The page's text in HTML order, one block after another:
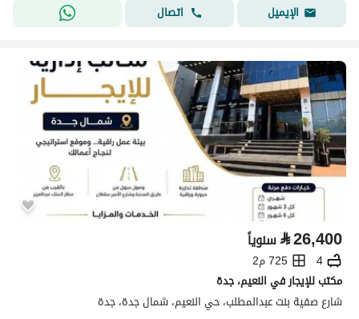
الإيميل
اتصال
⃁26,400 سنوياً
4
725 م2
مكتب للإيجار في النعيم، جدة
شارع صفية بنت عبدالمطلب، حي النعيم، شمال جدة، جدة